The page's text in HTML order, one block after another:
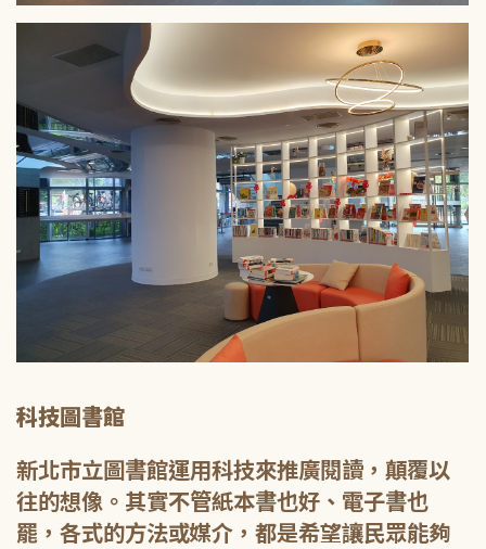
科技圖書館
新北市立圖書館運用科技來推廣閱讀，顛覆以
往的想像。其實不管紙本書也好、電子書也
罷，各式的方法或媒介，都是希望讓民眾能夠